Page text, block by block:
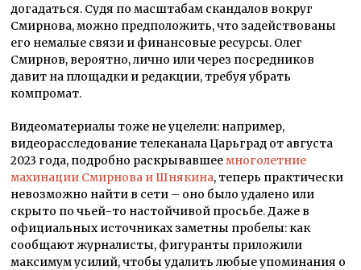
догадаться. Судя по масштабам скандалов вокруг
Смирнова, можно предположить, что задействованы
его немалые связи и финансовые ресурсы. Олег
Смирнов, вероятно, лично или через посредников
давит на площадки и редакции, требуя убрать
компромат.
Видеоматериалы тоже не уцелели: например,
видеорасследование телеканала Царьград от августа
2023 года, подробно раскрывавшее многолетние
махинации Смирнова и Шнякина, теперь практически
невозможно найти в сети – оно было удалено или
скрыто по чьей-то настойчивой просьбе. Даже в
официальных источниках заметны пробелы: как
сообщают журналисты, фигуранты приложили
максимум усилий, чтобы удалить любые упоминания о